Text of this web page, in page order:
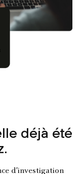
déjà été
d’investigation